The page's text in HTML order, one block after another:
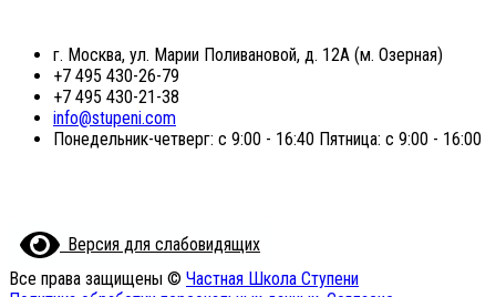
г. Москва, ул. Марии Поливановой, д. 12А (м. Озерная)
+7 495 430-26-79
+7 495 430-21-38
info@stupeni.com
Понедельник-четверг: с 9:00 - 16:40 Пятница: с 9:00 - 16:00
Версия для слабовидящих
Все права защищены © Частная Школа Ступени